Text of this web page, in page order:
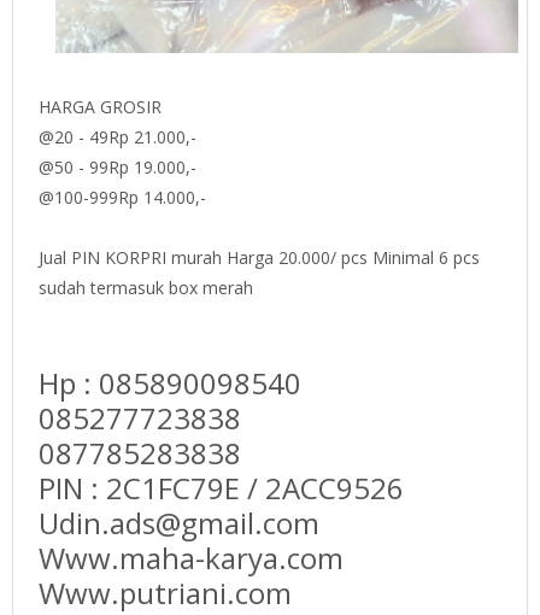
HARGA GROSIR
@20 - 49Rp 21.000,-
@50 - 99Rp 19.000,-
@100-999Rp 14.000,-
Jual PIN KORPRI murah Harga 20.000/ pcs Minimal 6 pcs
sudah termasuk box merah
Hp : 085890098540
085277723838
087785283838
PIN : 2C1FC79E / 2ACC9526
Udin.ads@gmail.com
Www.maha-karya.com
Www.putriani.com